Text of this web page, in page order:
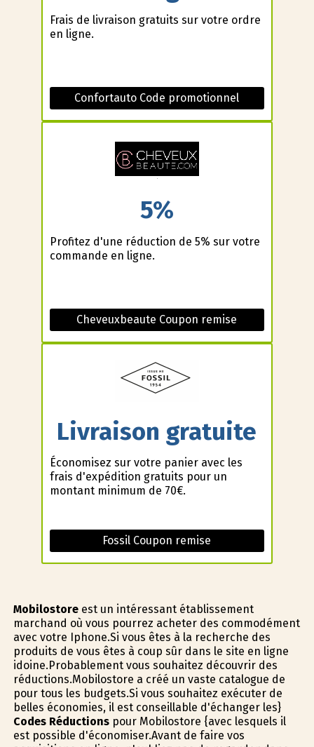
Frais de livraison gratuits sur votre ordre
en ligne.
Confortauto Code promotionnel
5%
Profitez d'une réduction de 5% sur votre
commande en ligne.
Cheveuxbeaute Coupon remise
Livraison gratuite
Économisez sur votre panier avec les
frais d'expédition gratuits pour un
montant minimum de 70€.
Fossil Coupon remise
Mobilostoreest un intéressant établissement
marchand où vous pourrez acheter des commodément
avec votre Iphone.Si vous êtes à la recherche des
produits de vous êtes à coup sûr dans le site en ligne
idoine.Probablement vous souhaitez découvrir des
réductions.Mobilostore a créé un vaste catalogue de
pour tous les budgets.Si vous souhaitez exécuter de
belles économies, il est conseillable d'échanger les}
Codes Réductionspour Mobilostore {avec lesquels il
est possible d'économiser.Avant de faire vos